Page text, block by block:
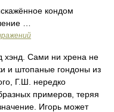
кондом
…
хэнд. Сами ни хрена не
и штопаные гондоны из
Г.Ш. нередко
примеров, теряя
Игорь может